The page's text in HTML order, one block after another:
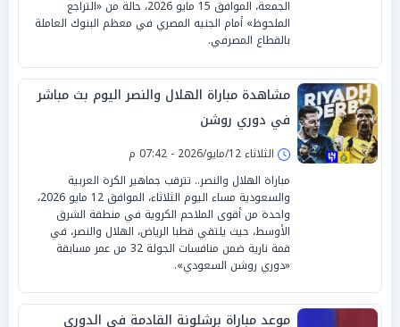
الجمعة، الموافق 15 مايو 2026، حالة من «التراجع
الملحوظ» أمام الجنيه المصري في معظم البنوك العاملة
بالقطاع المصرفي.
مشاهدة مباراة الهلال والنصر اليوم بث مباشر
في دوري روشن
الثلاثاء 12/مايو/2026 - 07:42 م
مباراة الهلال والنصر.. تترقب جماهير الكرة العربية
والسعودية مساء اليوم الثلاثاء، الموافق 12 مايو 2026،
واحدة من أقوى الملاحم الكروية في منطقة الشرق
الأوسط، حيث يلتقي قطبا الرياض، الهلال والنصر، في
قمة نارية ضمن منافسات الجولة 32 من عمر مسابقة
«دوري روشن السعودي».
موعد مباراة برشلونة القادمة في الدوري